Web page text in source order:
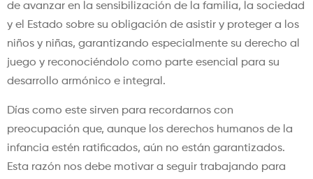
de avanzar en la sensibilización de la familia, la sociedad
y el Estado sobre su obligación de asistir y proteger a los
niños y niñas, garantizando especialmente su derecho al
juego y reconociéndolo como parte esencial para su
desarrollo armónico e integral.
Días como este sirven para recordarnos con
preocupación que, aunque los derechos humanos de la
infancia estén ratificados, aún no están garantizados.
Esta razón nos debe motivar a seguir trabajando para